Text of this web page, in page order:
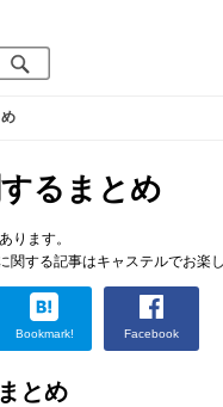
するまとめ
ります。
関する記事はキャステルでお楽
Bookmark! Facebook
とめ